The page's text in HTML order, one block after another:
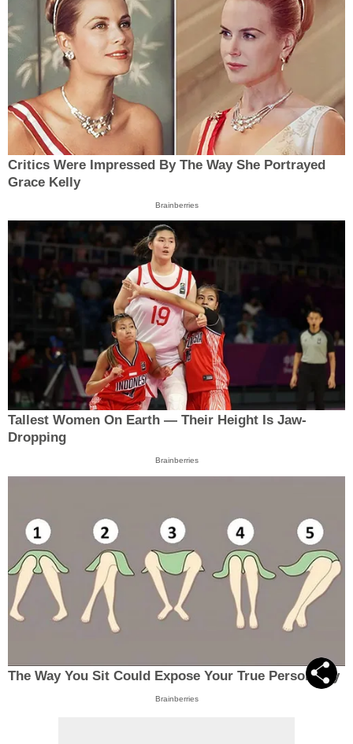
Critics Were Impressed By The Way She Portrayed
Grace Kelly
Brainberries
Tallest Women On Earth — Their Height Is Jaw-
Dropping
Brainberries
The Way You Sit Could Expose Your True Personality
Brainberries